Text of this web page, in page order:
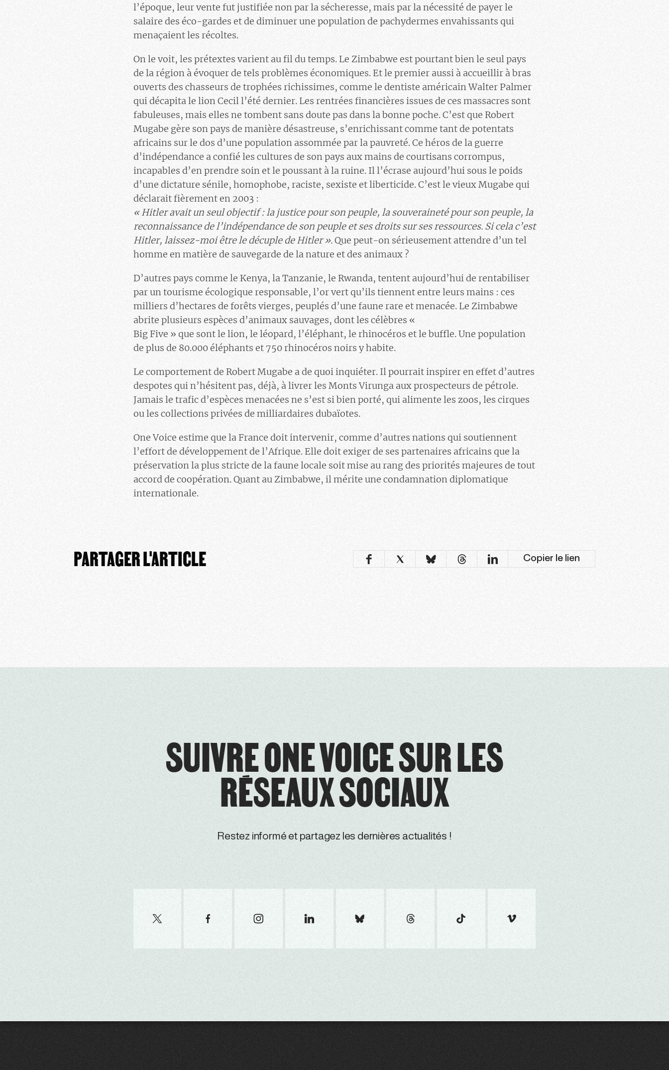
l’époque, leur vente fut justifiée non par la sécheresse, mais par la nécessité de payer le
salaire des éco-gardes et de diminuer une population de pachydermes envahissants qui
menaçaient les récoltes.
On le voit, les prétextes varient au fil du temps. Le Zimbabwe est pourtant bien le seul pays
de la région à évoquer de tels problèmes économiques. Et le premier aussi à accueillir à bras
ouverts des chasseurs de trophées richissimes, comme le dentiste américain Walter Palmer
qui décapita le lion Cecil l’été dernier. Les rentrées financières issues de ces massacres sont
fabuleuses, mais elles ne tombent sans doute pas dans la bonne poche. C’est que Robert
Mugabe gère son pays de manière désastreuse, s’enrichissant comme tant de potentats
africains sur le dos d’une population assommée par la pauvreté. Ce héros de la guerre
d’indépendance a confié les cultures de son pays aux mains de courtisans corrompus,
incapables d’en prendre soin et le poussant à la ruine. Il l’écrase aujourd’hui sous le poids
d’une dictature sénile, homophobe, raciste, sexiste et liberticide. C’est le vieux Mugabe qui
déclarait fièrement en 2003 :
« Hitler avait un seul objectif : la justice pour son peuple, la souveraineté pour son peuple, la
reconnaissance de l’indépendance de son peuple et ses droits sur ses ressources. Si cela c’est
Hitler, laissez-moi être le décuple de Hitler ».Que peut-on sérieusement attendre d’un tel
homme en matière de sauvegarde de la nature et des animaux ?
D’autres pays comme le Kenya, la Tanzanie, le Rwanda, tentent aujourd’hui de rentabiliser
par un tourisme écologique responsable, l’or vert qu’ils tiennent entre leurs mains : ces
milliers d’hectares de forêts vierges, peuplés d’une faune rare et menacée. Le Zimbabwe
abrite plusieurs espèces d’animaux sauvages, dont les célèbres «
Big Five » que sont le lion, le léopard, l’éléphant, le rhinocéros et le buffle. Une population
de plus de 80.000 éléphants et 750 rhinocéros noirs y habite.
Le comportement de Robert Mugabe a de quoi inquiéter. Il pourrait inspirer en effet d’autres
despotes qui n’hésitent pas, déjà, à livrer les Monts Virunga aux prospecteurs de pétrole.
Jamais le trafic d’espèces menacées ne s’est si bien porté, qui alimente les zoos, les cirques
ou les collections privées de milliardaires dubaïotes.
One Voice estime que la France doit intervenir, comme d’autres nations qui soutiennent
l’effort de développement de l’Afrique. Elle doit exiger de ses partenaires africains que la
préservation la plus stricte de la faune locale soit mise au rang des priorités majeures de tout
accord de coopération. Quant au Zimbabwe, il mérite une condamnation diplomatique
internationale.
PARTAGER L'ARTICLE Copier le lien
SUIVRE ONE VOICE SUR LES
RÉSEAUX SOCIAUX
Restez informé et partagez les dernières actualités !